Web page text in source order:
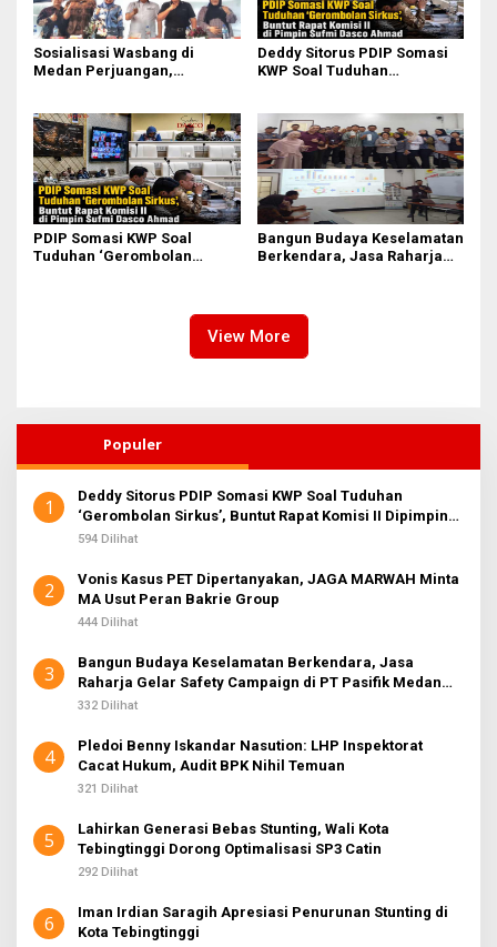
Sosialisasi Wasbang di
Medan Perjuangan,
Anak
Deddy Sitorus PDIP Somasi
KWP Soal Tuduhan
Sufmi Dasco Ahmad
PDIP Somasi KWP Soal
Tuduhan ‘Gerombolan
Bangun Budaya Keselamatan
Berkendara, Jasa Raharja
View More
Populer
1
Deddy Sitorus PDIP Somasi KWP Soal Tuduhan
‘Gerombolan Sirkus’, Buntut Rapat Komisi II Dipimpin
Sufmi Dasco Ahmad
594 Dilihat
2
Vonis Kasus PET Dipertanyakan, JAGA MARWAH Minta
MA Usut Peran Bakrie Group
444 Dilihat
3
Bangun Budaya Keselamatan Berkendara, Jasa
Raharja Gelar Safety Campaign di PT Pasifik Medan
Industri
332 Dilihat
4
Pledoi Benny Iskandar Nasution: LHP Inspektorat
Cacat Hukum, Audit BPK Nihil Temuan
321 Dilihat
5
Lahirkan Generasi Bebas Stunting, Wali Kota
Tebingtinggi Dorong Optimalisasi SP3 Catin
292 Dilihat
6
Iman Irdian Saragih Apresiasi Penurunan Stunting di
Kota Tebingtinggi